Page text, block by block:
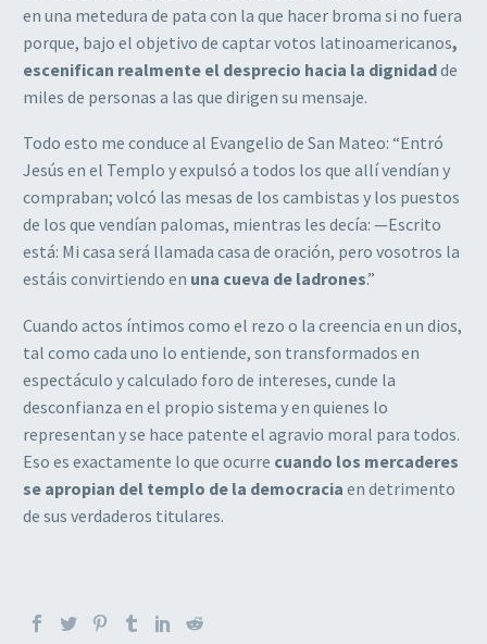
en una metedura de pata con la que hacer broma si no fuera
porque, bajo el objetivo de captar votos latinoamericanos,
escenifican realmente el desprecio hacia la dignidadde
miles de personas a las que dirigen su mensaje.
Todo esto me conduce al Evangelio de San Mateo: “Entró
Jesús en el Templo y expulsó a todos los que allí vendían y
compraban; volcó las mesas de los cambistas y los puestos
de los que vendían palomas, mientras les decía: —Escrito
está: Mi casa será llamada casa de oración, pero vosotros la
estáis convirtiendo en una cueva de ladrones.”
Cuando actos íntimos como el rezo o la creencia en un dios,
tal como cada uno lo entiende, son transformados en
espectáculo y calculado foro de intereses, cunde la
desconfianza en el propio sistema y en quienes lo
representan y se hace patente el agravio moral para todos.
Eso es exactamente lo que ocurre cuando los mercaderes
se apropian del templo de la democracia en detrimento
de sus verdaderos titulares.